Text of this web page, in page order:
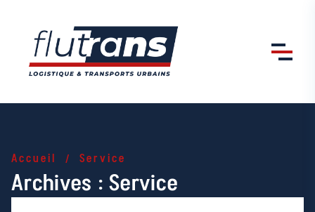
Accueil Service
Archives :Service